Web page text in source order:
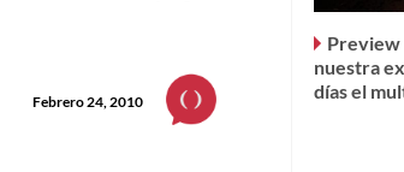
Febrero 24, 2010
Preview
nuestra
días el